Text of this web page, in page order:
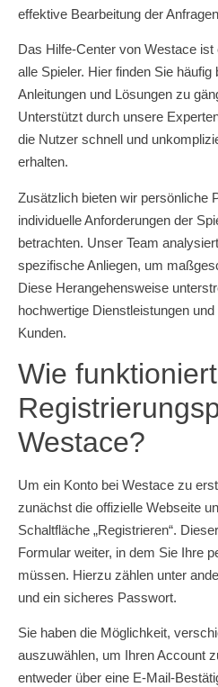
effektive Bearbeitung der
Das Hilfe-Center von Westace
alle Spieler. Hier finden Sie häufig
Anleitungen und Lösungen zu
Unterstützt durch unsere
die Nutzer schnell und
erhalten.
Zusätzlich bieten wir persönliche
individuelle Anforderungen der
betrachten. Unser Team
spezifische Anliegen, um
Diese Herangehensweise
hochwertige Dienstleistungen
Kunden.
Wie
Westace?
Um ein Konto bei Westace zu
zunächst die offizielle Webseite
Schaltfläche „Registrieren“.
Formular weiter, in dem Sie Ihre
müssen. Hierzu zählen unter
und ein sicheres Passwort.
Sie haben die Möglichkeit,
auszuwählen, um Ihren Account
entweder über eine E-Mail-